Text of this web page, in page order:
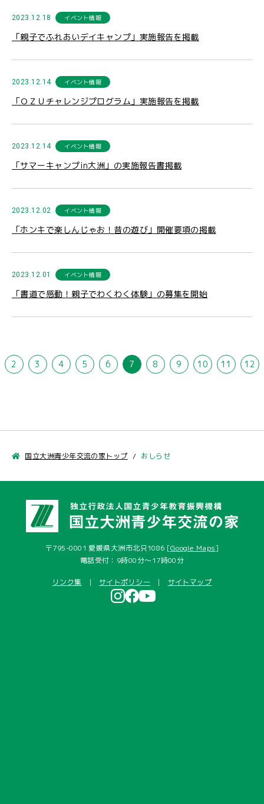
2023.12.18 イベント情報
「親子でふれあいデイキャンプ」実施報告を掲載
2023.12.14 イベント情報
「ＯＺＵチャレンジプログラム」実施報告を掲載
2023.12.14 イベント情報
「サマーキャンプin大洲」の実施報告書掲載
2023.12.02 イベント情報
「ホンキで楽しんじゃお！昔の遊び」開催要項の掲載
2023.12.01 イベント情報
「書道で感動！親子でわくわく体験」の募集を開始
2 3 4 5 6 7 8 9 10 11 12
国立大洲青少年交流の家トップ おしらせ
〒795-0001 愛媛県大洲市北只1086 [Google Maps]
電話受付：9時00分～17時00分
リンク集 サイトポリシー サイトマップ